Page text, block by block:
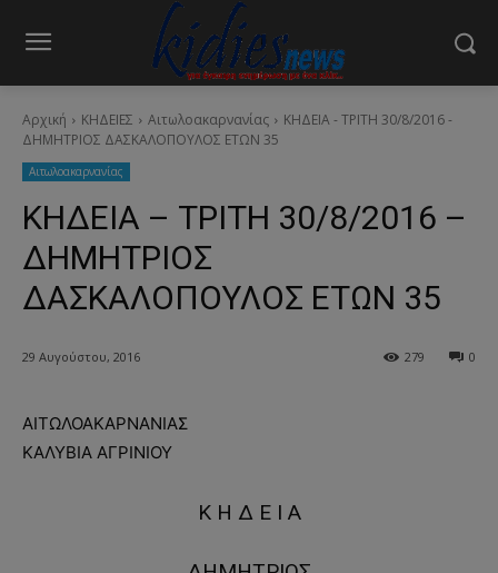
Αρχική ΚΗΔΕΙΕΣ Aιτωλοακαρνανίας
ΚΗΔΕΙΑ - ΤΡΙΤΗ 30/8/2016 -
ΔΗΜΗΤΡΙΟΣ ΔΑΣΚΑΛΟΠΟΥΛΟΣ ΕΤΩΝ 35
Aιτωλοακαρνανίας
ΚΗΔΕΙΑ – ΤΡΙΤΗ 30/8/2016 –
ΔΗΜΗΤΡΙΟΣ
ΔΑΣΚΑΛΟΠΟΥΛΟΣ ΕΤΩΝ 35
29 Αυγούστου, 2016 0
279
ΑΙΤΩΛΟΑΚΑΡΝΑΝΙΑΣ
ΚΑΛΥΒΙΑ ΑΓΡΙΝΙΟΥ
Κ Η Δ Ε Ι Α